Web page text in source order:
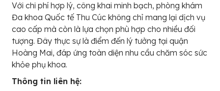
Với chi phí hợp lý, công khai minh bạch, phòng khám
Đa khoa Quốc tế Thu Cúc không chỉ mang lại dịch vụ
cao cấp mà còn là lựa chọn phù hợp cho nhiều đối
tượng. Đây thực sự là điểm đến lý tưởng tại quận
Hoàng Mai, đáp ứng toàn diện nhu cầu chăm sóc sức
khỏe phụ khoa.
Thông tin liên hệ: